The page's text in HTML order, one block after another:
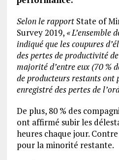
Selon le rapport State of
Survey 2019, « L’ensemble
indiqué que les coupures
des pertes de productivité
majorité d’entre eux (70 %
de producteurs restants ont
enregistré des pertes de
De plus, 80 % des
ont affirmé subir les
heures chaque jour.
pour la minorité restante.